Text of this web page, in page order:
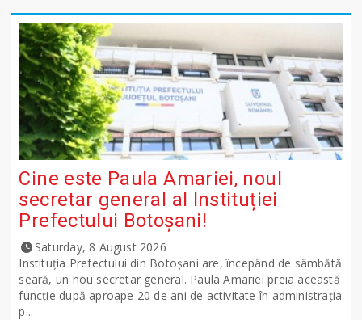
Cine este Paula Amariei, noul
secretar general al Instituției
Prefectului Botoșani!
Saturday, 8 August 2026
Instituția Prefectului din Botoșani are, începând de sâmbătă
seară, un nou secretar general. Paula Amariei preia această
funcție după aproape 20 de ani de activitate în administrația
p...